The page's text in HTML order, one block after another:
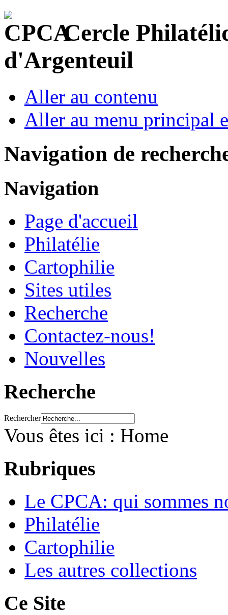
Cercle
d'Argenteuil
Aller au contenu
Aller au menu principal
Navigation de
Navigation
Page d'accueil
Philatélie
Cartophilie
Sites utiles
Recherche
Contactez-nous!
Nouvelles
Recherche
Rechercher
Vous êtes ici : Home
Rubriques
Le CPCA: qui sommes
Philatélie
Cartophilie
Les autres collections
Ce Site